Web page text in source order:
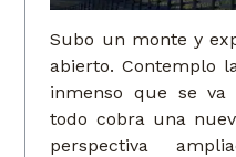
Subo un monte y
abierto. Contemplo
inmenso que se
todo cobra una
perspectiva